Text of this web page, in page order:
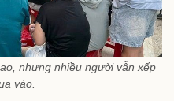
nhưng nhiều người vẫn xếp
vào.